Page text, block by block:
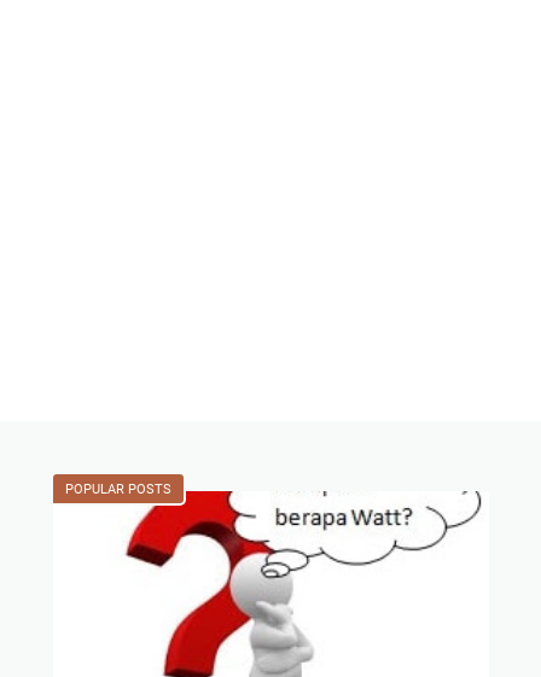
POPULAR POSTS